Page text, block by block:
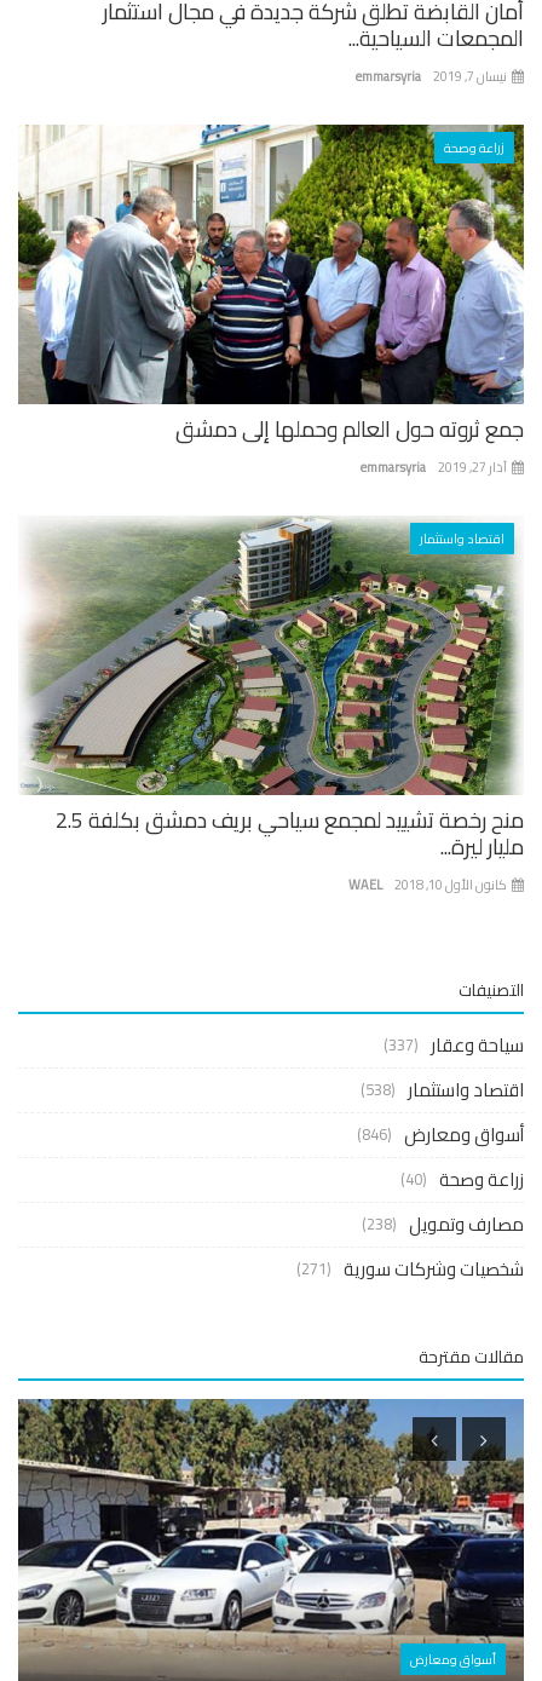
القابضة تطلق شركة جديدة في مجال استثمار
السياحية...
emmarsyria 7, 2019
زراعة وصحة
ثروته حول العالم وحملها إلى دمشق
emmarsyria 27, 2019
اقتصاد واستثمار
منح رخصة تشييد لمجمع سياحي بريف دمشق بكلفة 2.5
ليرة...
WAEL الأول 10, 2018
وعقار (337)
واستثمار (538)
ومعارض (846)
وصحة (40)
وتمويل (238)
وشركات سورية (271)
مقترحة
أسواق ومعارض